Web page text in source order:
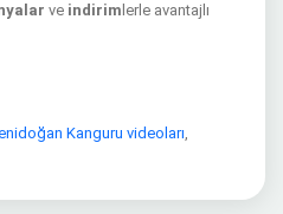
ve indirim lerle avantajlı
Kanguru videoları,